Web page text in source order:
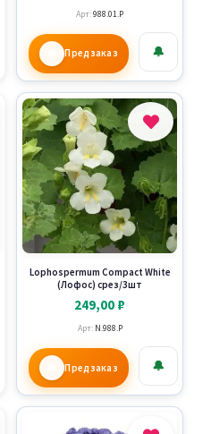
Арт:988.01.P
Предзаказ 🔔
Lophospermum Compact White
(Лофос) срез/3шт
249,00 ₽
Арт: N.988.P
Предзаказ 🔔